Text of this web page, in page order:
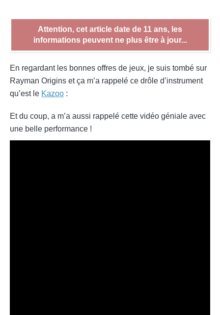
Attention, cet article date de 11 ans, les
informations peuvent ne plus être à jour...
En regardant les bonnes offres de jeux, je suis tombé sur
Rayman Origins et ça m’a rappelé ce drôle d’instrument
qu’est le Kazoo :
Et du coup, a m’a aussi rappelé cette vidéo géniale avec
une belle performance !